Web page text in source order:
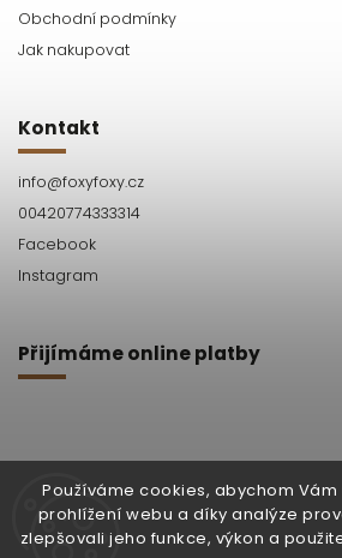
Používáme cookies, abychom
prohlížení webu a díky analýze
zlepšovali jeho funkce, výkon a
Obchodní podmínky
Jak nakupovat
Kontakt
info@foxyfoxy.cz
00420774333314
Facebook
Instagram
Přijímáme online platby
FacebookInstagram